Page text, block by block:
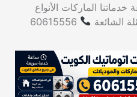
أصلية — 24 ساعة خدماتنا الماركات الأنواع
الشائعة
60615556